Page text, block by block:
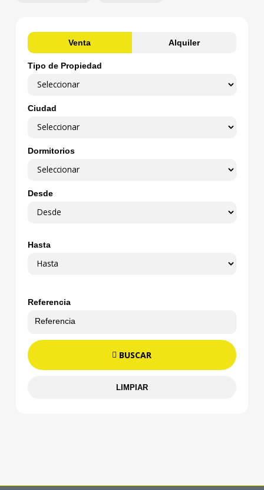
Venta Alquiler
Tipo de Propiedad
Ciudad
Dormitorios
Desde
Hasta
Referencia
BUSCAR
LIMPIAR